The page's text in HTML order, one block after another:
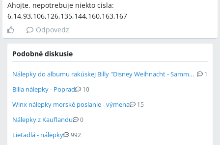
Ahojte, nepotrebuje niekto cisla:
6,14,93,106,126,135,144,160,163,167
Odpovedz
Podobné diskusie
Nálepky do albumu rakúskej Billy "Disney Weihnacht - Sammelspass" 1
Billa nálepky - Poprad 10
Winx nálepky morské poslanie - výmena 15
Nálepky z Kauflandu 0
Lietadlá - nálepky 992